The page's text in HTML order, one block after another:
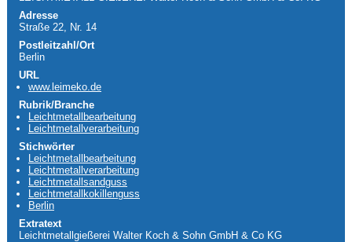
Adresse
Straße 22, Nr. 14
Postleitzahl/Ort
Berlin
URL
www.leimeko.de
Rubrik/Branche
Leichtmetallbearbeitung
Leichtmetallverarbeitung
Stichwörter
Leichtmetallbearbeitung
Leichtmetallverarbeitung
Leichtmetallsandguss
Leichtmetallkokillenguss
Berlin
Extratext
Leichtmetallgießerei Walter Koch & Sohn GmbH & Co KG